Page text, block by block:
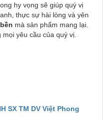
hy vọng sẽ giúp quý vị
thực sự hài lòng và yên
mà sản phẩm mang lại.
yêu cầu của quý vị.
SX TM DV Việt Phong